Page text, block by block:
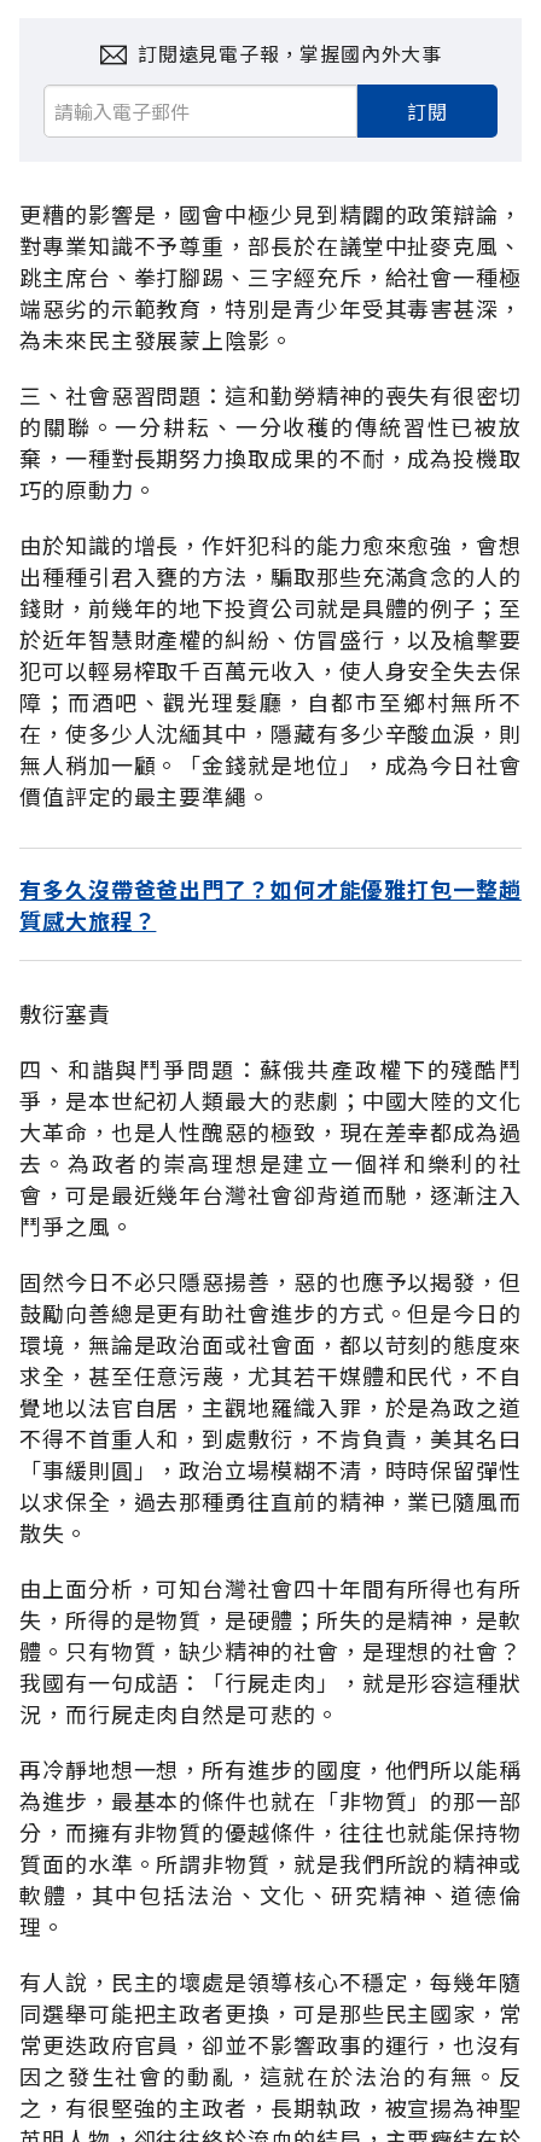
訂閱遠見電子報，掌握國內外大事
訂閱
更糟的影響是，國會中極少見到精闢的政策辯論，
對專業知識不予尊重，部長於在議堂中扯麥克風、
跳主席台、拳打腳踢、三字經充斥，給社會一種極
端惡劣的示範教育，特別是青少年受其毒害甚深，
為未來民主發展蒙上陰影。
三、社會惡習問題：這和勤勞精神的喪失有很密切
的關聯。一分耕耘、一分收穫的傳統習性已被放
棄，一種對長期努力換取成果的不耐，成為投機取
巧的原動力。
由於知識的增長，作奸犯科的能力愈來愈強，會想
出種種引君入甕的方法，騙取那些充滿貪念的人的
錢財，前幾年的地下投資公司就是具體的例子；至
於近年智慧財產權的糾紛、仿冒盛行，以及槍擊要
犯可以輕易榨取千百萬元收入，使人身安全失去保
障；而酒吧、觀光理髮廳，自都市至鄉村無所不
在，使多少人沈緬其中，隱藏有多少辛酸血淚，則
無人稍加一顧。「金錢就是地位」，成為今日社會
價值評定的最主要準繩。
有多久沒帶爸爸出門了？如何才能優雅打包一整趟
質感大旅程？
敷衍塞責
四、和諧與鬥爭問題：蘇俄共產政權下的殘酷鬥
爭，是本世紀初人類最大的悲劇；中國大陸的文化
大革命，也是人性醜惡的極致，現在差幸都成為過
去。為政者的崇高理想是建立一個祥和樂利的社
會，可是最近幾年台灣社會卻背道而馳，逐漸注入
鬥爭之風。
固然今日不必只隱惡揚善，惡的也應予以揭發，但
鼓勵向善總是更有助社會進步的方式。但是今日的
環境，無論是政治面或社會面，都以苛刻的態度來
求全，甚至任意污蔑，尤其若干媒體和民代，不自
覺地以法官自居，主觀地羅織入罪，於是為政之道
不得不首重人和，到處敷衍，不肯負責，美其名曰
「事緩則圓」，政治立場模糊不清，時時保留彈性
以求保全，過去那種勇往直前的精神，業已隨風而
散失。
由上面分析，可知台灣社會四十年間有所得也有所
失，所得的是物質，是硬體；所失的是精神，是軟
體。只有物質，缺少精神的社會，是理想的社會？
我國有一句成語：「行屍走肉」，就是形容這種狀
況，而行屍走肉自然是可悲的。
再冷靜地想一想，所有進步的國度，他們所以能稱
為進步，最基本的條件也就在「非物質」的那一部
分，而擁有非物質的優越條件，往往也就能保持物
質面的水準。所謂非物質，就是我們所說的精神或
軟體，其中包括法治、文化、研究精神、道德倫
理。
有人說，民主的壞處是領導核心不穩定，每幾年隨
同選舉可能把主政者更換，可是那些民主國家，常
常更迭政府官員，卻並不影響政事的運行，也沒有
因之發生社會的動亂，這就在於法治的有無。反
之，有很堅強的主政者，長期執政，被宣揚為神聖